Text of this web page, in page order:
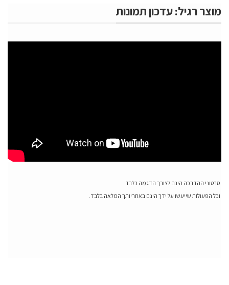
מוצר רגיל: עדכון תמונות
סרטוני ההדרכה הינם לצורך הדגמה בלבד
וכל הפעולות שייעשו על ידך הינם באחריותך המלאה בלבד.